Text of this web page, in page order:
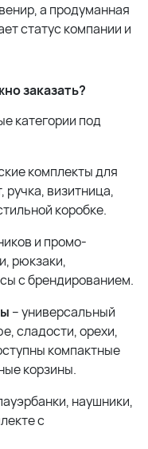
а продуманная
статус компании и
заказать?
категории под
комплекты для
ручка, визитница,
коробке.
и промо-
рюкзаки,
с брендированием.
– универсальный
сладости, орехи,
компактные
корзины.
наушники,
с